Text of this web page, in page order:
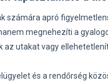
számára apró
megnehezíti a
az utakat vagy
és a rendőrség